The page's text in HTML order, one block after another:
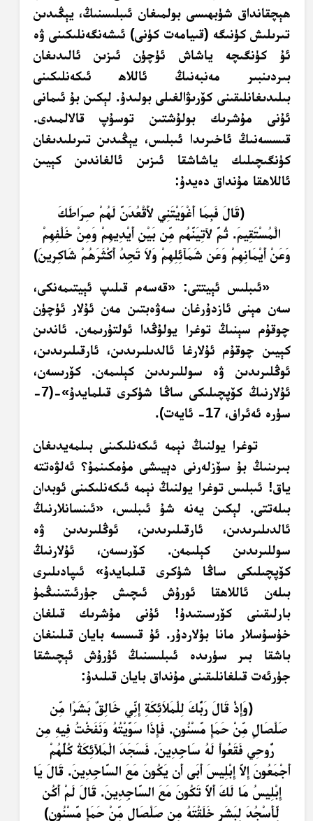
ھېچقانداق شۈبھىسى بولمىغان ئىبلىسنىڭ، يېڭىدىن
تىرىلىش كۈنىگە (قىيامەت كۈنى) ئىشەنگەنلىكىنى ۋە
ئۇ كۈنگىچە ياشاش ئۈچۈن ئىزىن ئالىدىغان
بىردىنبىر مەنبەنىڭ ئاللاھ ئىكەنلىكىنى
بىلىدىغانلىقىنى كۆرىۋالغىلى بولىدۇ. لېكىن بۇ ئىمانى
ئۇنى مۇشرىك بولۇشتىن توسۇپ قالالمىدى.
قىسسەنىڭ ئاخىرىدا ئىبلىس، يېڭىدىن تىرىلىدىغان
كۈنگىچىلىك ياشاشقا ئىزىن ئالغاندىن كېيىن
ئاللاھقا مۇنداق دەيدۇ:
﴿قَالَ فَبِمَا أَغْوَيْتَنِي لأَقْعُدَنَّ لَهُمْ صِرَاطَكَ
الْمُسْتَقِيمَ. ثُمَّ لآتِيَنَّهُم مِّن بَيْنِ أَيْدِيهِمْ وَمِنْ خَلْفِهِمْ
وَعَنْ أَيْمَانِهِمْ وَعَن شَمَآئِلِهِمْ وَلاَ تَجِدُ أَكْثَرَهُمْ شَاكِرِينَ﴾
«ئىبلىس ئېيتتى: «قەسەم قىلىپ ئېيتىمەنكى،
سەن مېنى ئازدۇرغان سەۋەبتىن مەن ئۇلار ئۈچۈن
چوقۇم سېنىڭ توغرا يولۇڭدا ئولتۇرىمەن. ئاندىن
كېيىن چوقۇم ئۇلارغا ئالدىلىرىدىن، ئارقىلىرىدىن،
ئوڭلىرىدىن ۋە سوللىرىدىن كېلىمەن. كۆرىسەن،
ئۇلارنىڭ كۆپچىلىكى ساڭا شۈكرى قىلمايدۇ»-(‏7-
سۈرە ئەئراف، 17- ئايەت).
توغرا يولنىڭ نېمە ئىكەنلىكىنى بىلمەيدىغان
بىرىنىڭ بۇ سۆزلەرنى دېيىشى مۇمكىنمۇ؟ ئەلۋەتتە
ياق! ئىبلىس توغرا يولنىڭ نېمە ئىكەنلىكىنى ئوبدان
بىلەتتى. لېكىن يەنە شۇ ئىبلىس، «ئىنسانلارنىڭ
ئالدىلىرىدىن، ئارقىلىرىدىن، ئوڭلىرىدىن ۋە
سوللىرىدىن كېلىمەن. كۆرىسەن، ئۇلارنىڭ
كۆپچىلىكى ساڭا شۈكرى قىلمايدۇ» ئىپادىلىرى
بىلەن ئاللاھقا ئورۇش ئىچىش جۈرئىتىنىڭمۇ
بارلىقىنى كۆرسىتىدۇ! ئۇنى مۇشرىك قىلغان
خۇسۇسلار مانا بۇلاردۇر. ئۇ قىسسە بايان قىلىنغان
باشقا بىر سۈرىدە ئىبلىسنىڭ ئۇرۇش ئېچىشقا
جۈرئەت قىلغانلىقىنى مۇنداق بايان قىلىدۇ:
﴿وَإِذْ قَالَ رَبُّكَ لِلْمَلاَئِكَةِ إِنِّي خَالِقٌ بَشَرًا مِّن
صَلْصَالٍ مِّنْ حَمَإٍ مَّسْنُونٍ. فَإِذَا سَوَّيْتُهُ وَنَفَخْتُ فِيهِ مِن
رُّوحِي فَقَعُواْ لَهُ سَاجِدِينَ. فَسَجَدَ الْمَلآئِكَةُ كُلُّهُمْ
أَجْمَعُونَ إِلاَّ إِبْلِيسَ أَبَى أَن يَكُونَ مَعَ السَّاجِدِينَ. قَالَ يَا
إِبْلِيسُ مَا لَكَ أَلاَّ تَكُونَ مَعَ السَّاجِدِينَ. قَالَ لَمْ أَكُن
لِّأَسْجُدَ لِبَشَرٍ خَلَقْتَهُ مِن صَلْصَالٍ مِّنْ حَمَإٍ مَّسْنُونٍ﴾